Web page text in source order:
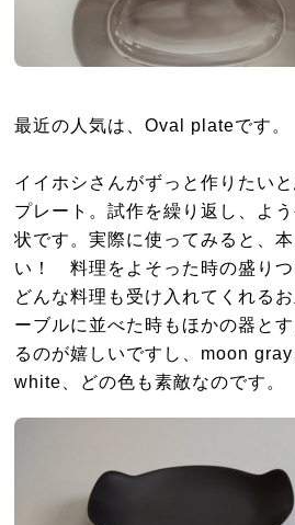
最近の人気は、Oval plateです。
イイホシさんがずっと作りたい
プレート。試作を繰り返し、よ
状です。実際に使ってみると、
い！ 料理をよそった時の盛り
どんな料理も受け入れてくれる
ーブルに並べた時もほかの器と
るのが嬉しいですし、moon
white、どの色も素敵なのです。